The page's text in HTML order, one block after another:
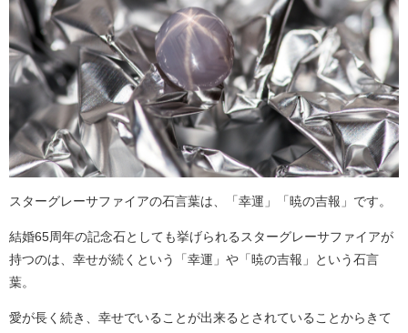
スターグレーサファイアの石言葉は、「幸運」「暁の吉報」です。
結婚65周年の記念石としても挙げられるスターグレーサファイアが
持つのは、幸せが続くという「幸運」や「暁の吉報」という石言
葉。
愛が長く続き、幸せでいることが出来るとされていることからきて